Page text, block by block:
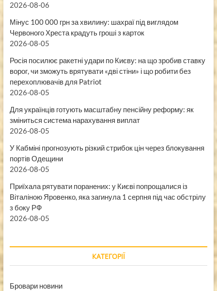
2026-08-06
Мінус 100 000 грн за хвилину: шахраї під виглядом
Червоного Хреста крадуть гроші з карток
2026-08-05
Росія посилює ракетні удари по Києву: на що зробив ставку
ворог, чи зможуть врятувати «дві стіни» і що робити без
перехоплювачів для Patriot
2026-08-05
Для українців готують масштабну пенсійну реформу: як
зміниться система нарахування виплат
2026-08-05
У Кабміні прогнозують різкий стрибок цін через блокування
портів Одещини
2026-08-05
Приїхала рятувати поранених: у Києві попрощалися із
Віталіною Яровенко, яка загинула 1 серпня під час обстрілу
з боку РФ
2026-08-05
КАТЕГОРІЇ
Бровари новини